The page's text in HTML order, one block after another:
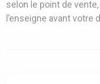
selon le point de
l’enseigne avant votre